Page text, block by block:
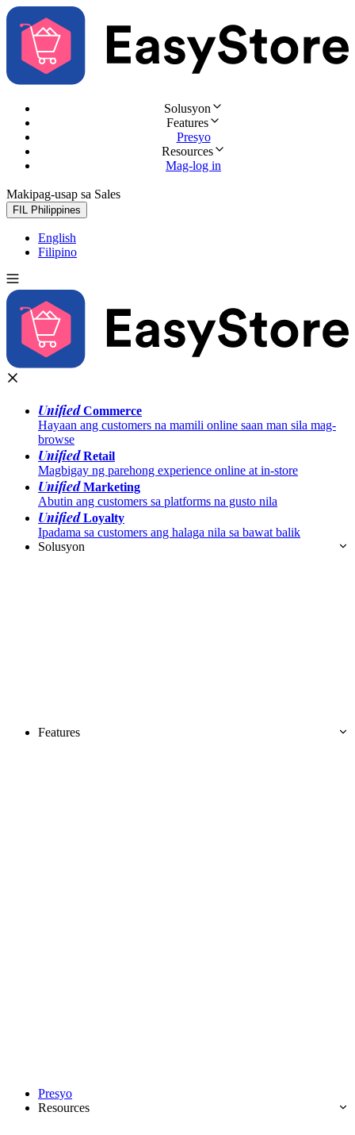
Solusyon
Features
Presyo
Resources
Mag-log in
Makipag-usap sa Sales
FIL Philippines
English
Filipino
UnifiedCommerce
Hayaan ang customers na mamili online saan man sila mag-
browse
UnifiedRetail
Magbigay ng parehong experience online at in-store
UnifiedMarketing
Abutin ang customers sa platforms na gusto nila
UnifiedLoyalty
Ipadama sa customers ang halaga nila sa bawat balik
Solusyon
Features
Presyo
Resources